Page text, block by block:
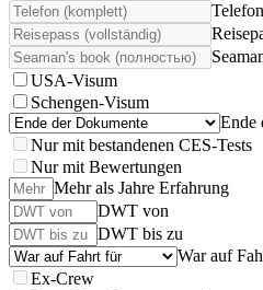
USA-Visum
Schengen-Visum
Ende
Nur mit bestandenen CES-Tests
Nur mit Bewertungen
Mehr als Jahre Erfahrung
DWT von
DWT bis zu
War auf
Ex-Crew